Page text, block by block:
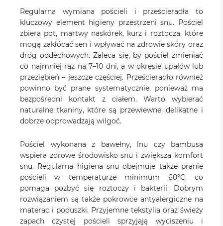
Regularna wymiana pościeli i prześcieradła to
kluczowy element higieny przestrzeni snu. Pościel
zbiera pot, martwy naskórek, kurz i roztocza, które
mogą zakłócać sen i wpływać na zdrowie skóry oraz
dróg oddechowych. Zaleca się, by pościel zmieniać
co najmniej raz na 7–10 dni, a w okresie upałów lub
przeziębień – jeszcze częściej. Prześcieradło również
powinno być prane systematycznie, ponieważ ma
bezpośredni kontakt z ciałem. Warto wybierać
naturalne tkaniny, które są przewiewne, delikatne i
dobrze odprowadzają wilgoć.
Pościel wykonana z bawełny, lnu czy bambusa
wspiera zdrowe środowisko snu i zwiększa komfort
snu. Regularna higiena snu obejmuje także pranie
pościeli w temperaturze minimum 60°C, co
pomaga pozbyć się roztoczy i bakterii. Dobrym
rozwiązaniem są także pokrowce antyalergiczne na
materac i poduszki. Przyjemne tekstylia oraz świeży
zapach czystej pościeli sprzyjają wyciszeniu i